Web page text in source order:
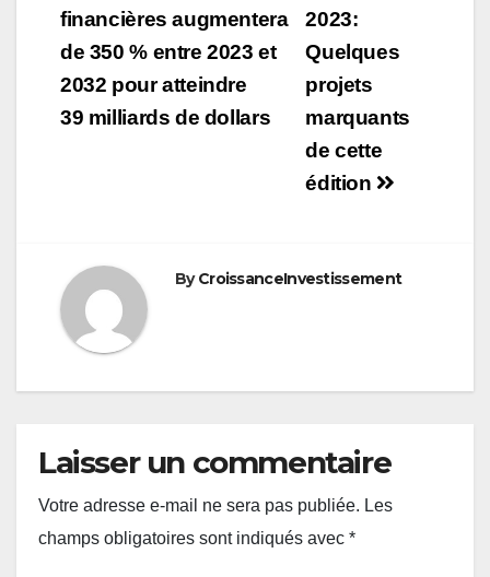
l’article
2023:
Quelques
projets
marquants
de cette
édition
financières augmentera
de 350 % entre 2023 et
2032 pour atteindre
39 milliards de dollars
ByCroissanceInvestissement
Laisser un commentaire
Votre adresse e-mail ne sera pas publiée. Les
champs obligatoires sont indiqués avec *